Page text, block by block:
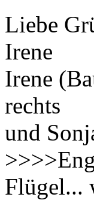
Liebe
Irene
Irene
rechts
und
Flügel...